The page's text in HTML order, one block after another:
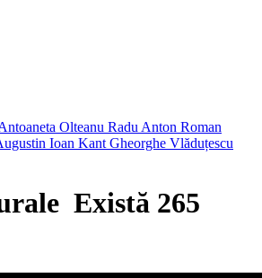
Olteanu Radu Anton Roman
Ioan Kant Gheorghe Vlăduțescu
Există 265